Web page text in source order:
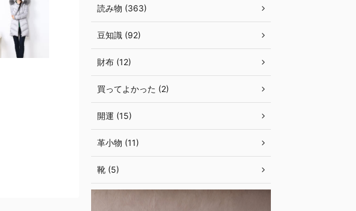
読み物 (363)
豆知識 (92)
財布 (12)
買ってよかった (2)
開運 (15)
革小物 (11)
靴 (5)